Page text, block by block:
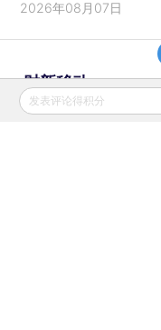
2026年08月07日
财新移动
发表评论得积分